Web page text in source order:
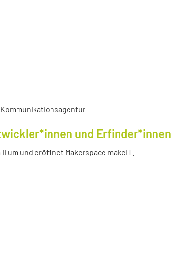
Kommunikationsagentur
und Erfinder*innen
um und eröffnet Makerspace makeIT.